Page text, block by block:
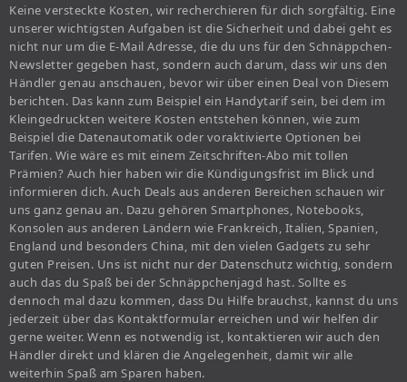
Keine versteckte Kosten, wir recherchieren für dich sorgfältig. Eine
unserer wichtigsten Aufgaben ist die Sicherheit und dabei geht es
nicht nur um die E-Mail Adresse, die du uns für den Schnäppchen-
Newsletter gegeben hast, sondern auch darum, dass wir uns den
Händler genau anschauen, bevor wir über einen Deal von Diesem
berichten. Das kann zum Beispiel ein Handytarif sein, bei dem im
Kleingedruckten weitere Kosten entstehen können, wie zum
Beispiel die Datenautomatik oder voraktivierte Optionen bei
Tarifen. Wie wäre es mit einem Zeitschriften-Abo mit tollen
Prämien? Auch hier haben wir die Kündigungsfrist im Blick und
informieren dich. Auch Deals aus anderen Bereichen schauen wir
uns ganz genau an. Dazu gehören Smartphones, Notebooks,
Konsolen aus anderen Ländern wie Frankreich, Italien, Spanien,
England und besonders China, mit den vielen Gadgets zu sehr
guten Preisen. Uns ist nicht nur der Datenschutz wichtig, sondern
auch das du Spaß bei der Schnäppchenjagd hast. Sollte es
dennoch mal dazu kommen, dass Du Hilfe brauchst, kannst du uns
jederzeit über das Kontaktformular erreichen und wir helfen dir
gerne weiter. Wenn es notwendig ist, kontaktieren wir auch den
Händler direkt und klären die Angelegenheit, damit wir alle
weiterhin Spaß am Sparen haben.